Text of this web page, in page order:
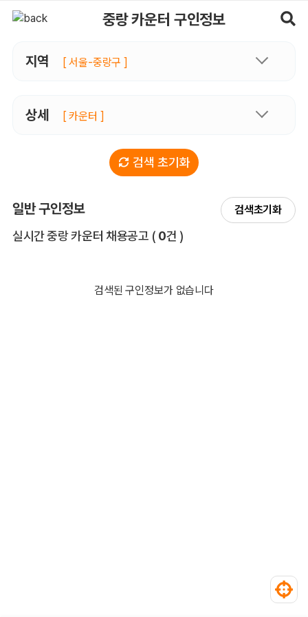
중랑 카운터 구인정보
지역 [ 서울-중랑구 ]
상세 [ 카운터 ]
검색 초기화
일반 구인정보 검색초기화
실시간 중랑 카운터 채용공고 전체 목록
( 0건 )
검색된 구인정보가 없습니다